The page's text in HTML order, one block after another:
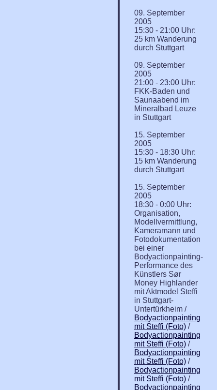
09. September
2005
15:30 - 21:00 Uhr:
25 km Wanderung
durch Stuttgart
09. September
2005
21:00 - 23:00 Uhr:
FKK-Baden und
Saunaabend im
Mineralbad Leuze
in Stuttgart
15. September
2005
15:30 - 18:30 Uhr:
15 km Wanderung
durch Stuttgart
15. September
2005
18:30 - 0:00 Uhr:
Organisation,
Modellvermittlung,
Kameramann und
Fotodokumentation
bei einer
Bodyactionpainting-
Performance des
Künstlers Sør
Money Highlander
mit Aktmodel Steffi
in Stuttgart-
Untertürkheim /
Bodyactionpainting
mit Steffi (Foto) /
Bodyactionpainting
mit Steffi (Foto) /
Bodyactionpainting
mit Steffi (Foto) /
Bodyactionpainting
mit Steffi (Foto) /
Bodyactionpainting